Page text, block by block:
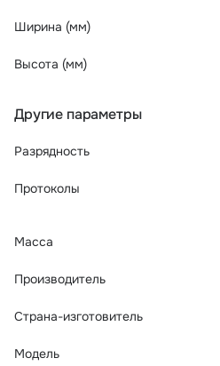
Ширина (мм)
Высота (мм)
Другие параметры
Разрядность
Протоколы
Масса
Производитель
Страна-изготовитель
Модель